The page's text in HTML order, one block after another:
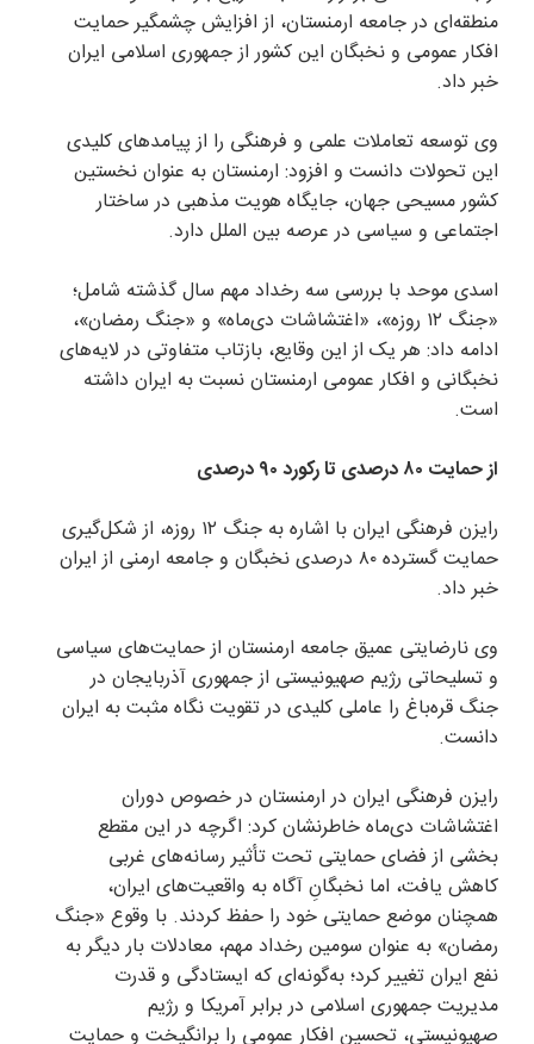
منطقه‌ای در جامعه ارمنستان، از افزایش چشمگیر حمایت
افکار عمومی و نخبگان این کشور از جمهوری اسلامی ایران
خبر داد.
وی توسعه تعاملات علمی و فرهنگی را از پیامدهای کلیدی
این تحولات دانست و افزود: ارمنستان به عنوان نخستین
کشور مسیحی جهان، جایگاه هویت مذهبی در ساختار
اجتماعی و سیاسی در عرصه بین الملل دارد.
اسدی موحد با بررسی سه رخداد مهم سال گذشته شامل؛
«جنگ ۱۲ روزه»، «اغتشاشات دی‌ماه» و «جنگ رمضان»،
ادامه داد: هر یک از این وقایع، بازتاب متفاوتی در لایه‌های
نخبگانی و افکار عمومی ارمنستان نسبت به ایران داشته
است.
از حمایت ۸۰ درصدی تا رکورد ۹۰ درصدی
رایزن فرهنگی ایران با اشاره به جنگ ۱۲ روزه، از شکل‌گیری
حمایت گسترده ۸۰ درصدی نخبگان و جامعه ارمنی از ایران
خبر داد.
وی نارضایتی عمیق جامعه ارمنستان از حمایت‌های سیاسی
و تسلیحاتی رژیم صهیونیستی از جمهوری آذربایجان در
جنگ قره‌باغ را عاملی کلیدی در تقویت نگاه مثبت به ایران
دانست.
رایزن فرهنگی ایران در ارمنستان در خصوص دوران
اغتشاشات دی‌ماه خاطرنشان کرد: اگرچه در این مقطع
بخشی از فضای حمایتی تحت تأثیر رسانه‌های غربی
کاهش یافت، اما نخبگانِ آگاه به واقعیت‌های ایران،
همچنان موضع حمایتی خود را حفظ کردند. با وقوع «جنگ
رمضان» به عنوان سومین رخداد مهم، معادلات بار دیگر به
نفع ایران تغییر کرد؛ به‌گونه‌ای که ایستادگی و قدرت
مدیریت جمهوری اسلامی در برابر آمریکا و رژیم
صهیونیستی، تحسین افکار عمومی را برانگیخت و حمایت